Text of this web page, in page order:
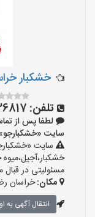
خشکبار
تلفن:
لطفا پس از
سایت «خشکبارجو» دیده
سایت
مسئولیتی در قبال
مکان:خراسان
انتقال آگهی به